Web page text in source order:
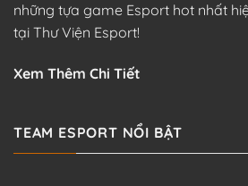
những tựa game Esport hot nhất
tại Thư Viện Esport!
Xem Thêm Chi Tiết
TEAM ESPORT NỔI BẬT